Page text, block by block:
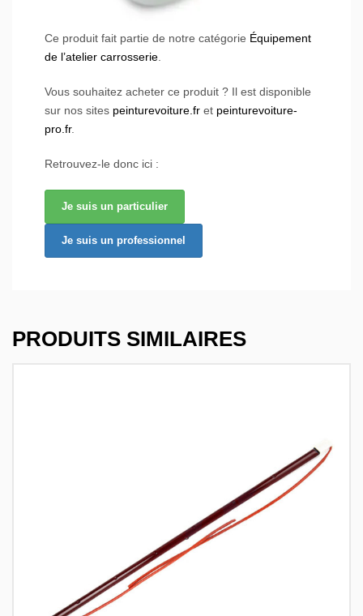
Ce produit fait partie de notre catégorie Équipement
de l’atelier carrosserie
Vous souhaitez acheter ce produit ? Il est disponible
sur nos sites peinturevoiture.fr et peinturevoiture-
pro.fr.
Retrouvez-le donc ici :
Je suis un particulier
Je suis un professionnel
PRODUITS SIMILAIRES